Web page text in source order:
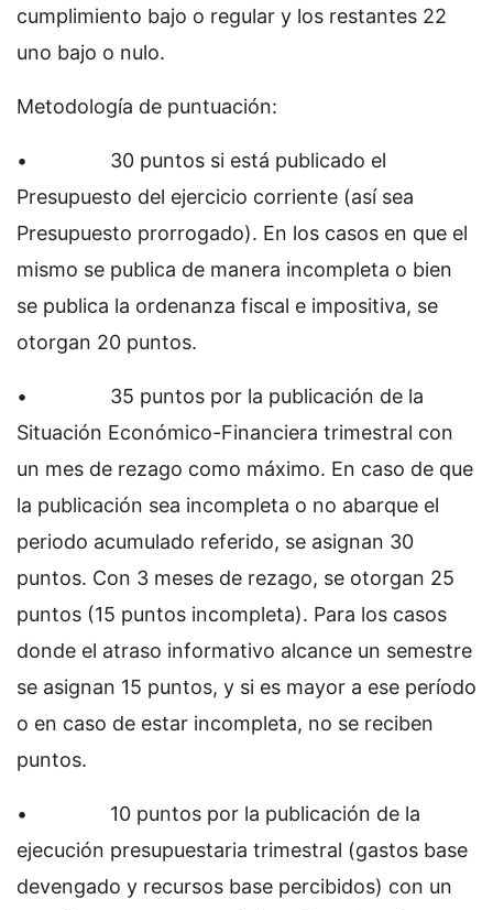
cumplimiento bajo o regular y los restantes 22
uno bajo o nulo.
Metodología de puntuación:
• 30 puntos si está publicado el
Presupuesto del ejercicio corriente (así sea
Presupuesto prorrogado). En los casos en que el
mismo se publica de manera incompleta o bien
se publica la ordenanza fiscal e impositiva, se
otorgan 20 puntos.
• 35 puntos por la publicación de la
Situación Económico-Financiera trimestral con
un mes de rezago como máximo. En caso de que
la publicación sea incompleta o no abarque el
periodo acumulado referido, se asignan 30
puntos. Con 3 meses de rezago, se otorgan 25
puntos (15 puntos incompleta). Para los casos
donde el atraso informativo alcance un semestre
se asignan 15 puntos, y si es mayor a ese período
o en caso de estar incompleta, no se reciben
puntos.
• 10 puntos por la publicación de la
ejecución presupuestaria trimestral (gastos base
devengado y recursos base percibidos) con un